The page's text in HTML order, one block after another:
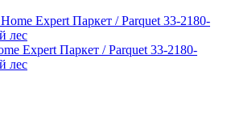
Expert Паркет / Parquet 33-2180-
лес